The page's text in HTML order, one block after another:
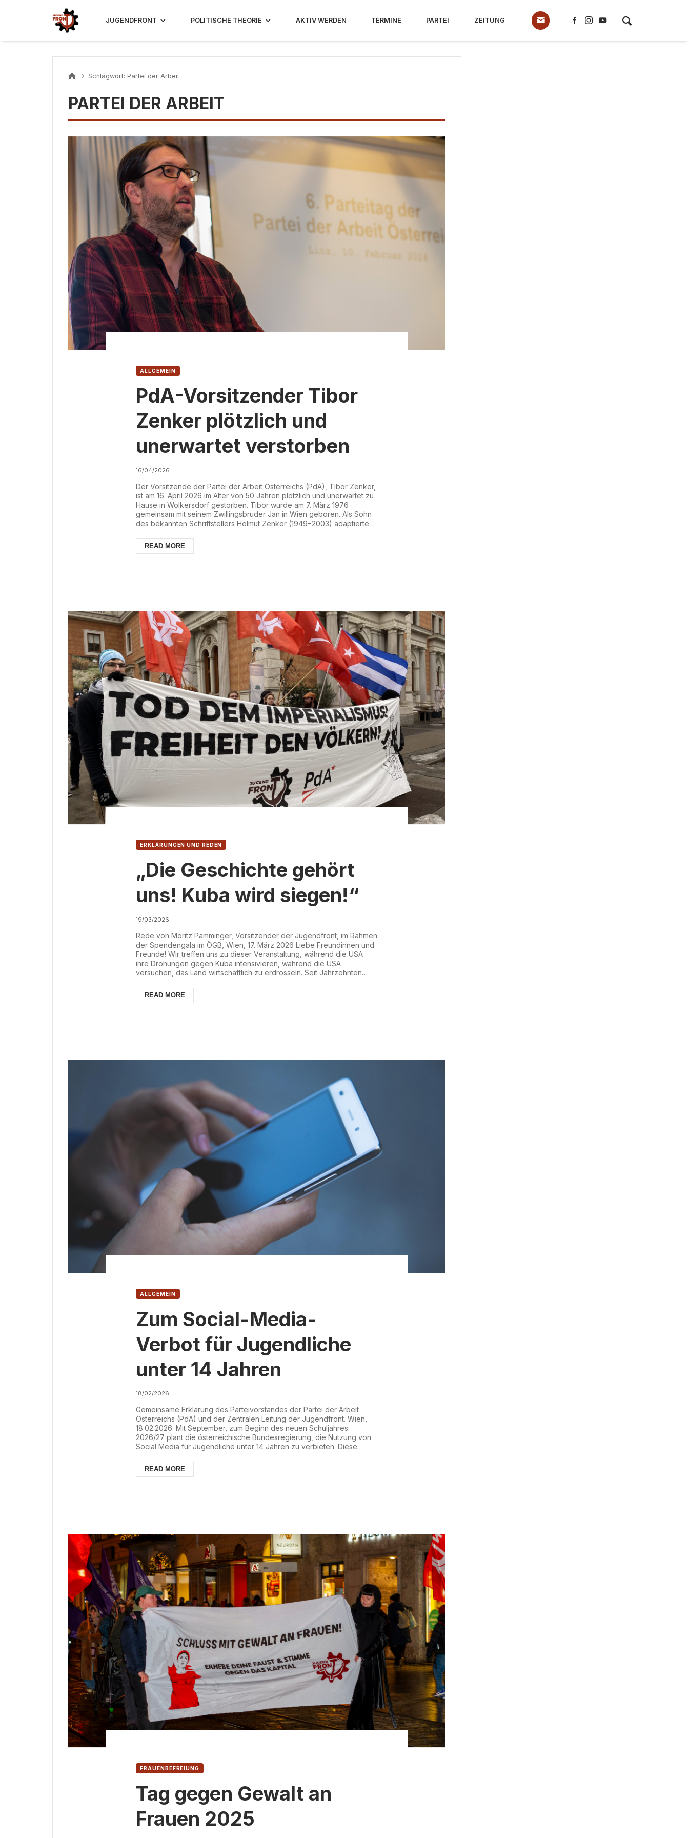
JUGENDFRONT POLITISCHE THEORIE AKTIV WERDEN TERMINE PARTEI ZEITUNG
Schlagwort: Partei der Arbeit
PARTEI DER ARBEIT
ALLGEMEIN
PdA-Vorsitzender Tibor
Zenker plötzlich und
unerwartet verstorben
16/04/2026
Der Vorsitzende der Partei der Arbeit Österreichs (PdA), Tibor Zenker,
ist am 16. April 2026 im Alter von 50 Jahren plötzlich und unerwartet zu
Hause in Wolkersdorf gestorben. Tibor wurde am 7. März 1976
gemeinsam mit seinem Zwillingsbruder Jan in Wien geboren. Als Sohn
des bekannten Schriftstellers Helmut Zenker (1949−2003) adaptierte
Fernsehserie „Kottan ermittelt“ für das Theater. Das Stück „Kottan
ermittelt: Rabengasse 3a“ wur...
READ MORE
ERKLÄRUNGEN UND REDEN
„Die Geschichte gehört
uns! Kuba wird siegen!“
19/03/2026
Rede von Moritz Pamminger, Vorsitzender der Jugendfront, im Rahmen
der Spendengala im ÖGB, Wien, 17. März 2026 Liebe Freundinnen und
Freunde! Wir treffen uns zu dieser Veranstaltung, während die USA
ihre Drohungen gegen Kuba intensivieren, während die USA
versuchen, das Land wirtschaftlich zu erdrosseln. Seit Jahrzehnten
konterrevolutionäre Terroristen in Kuba von der CIA unterstützt und
finanziert, seit Jahrzehnten verfolgt die USA die St...
READ MORE
ALLGEMEIN
Zum Social-Media-
Verbot für Jugendliche
unter 14 Jahren
18/02/2026
Gemeinsame Erklärung des Parteivorstandes der Partei der Arbeit
Österreichs (PdA) und der Zentralen Leitung der Jugendfront. Wien,
18.02.2026. Mit September, zum Beginn des neuen Schuljahres
2026/27 plant die österreichische Bundesregierung, die Nutzung von
Social Media für Jugendliche unter 14 Jahren zu verbieten. Diese
solches Verbot, wobei die EU-Kommission sogar plant, eine Regelung
für alle EU-Staaten umzusetzen. Der Debatte...
READ MORE
FRAUENBEFREIUNG
Tag gegen Gewalt an
Frauen 2025